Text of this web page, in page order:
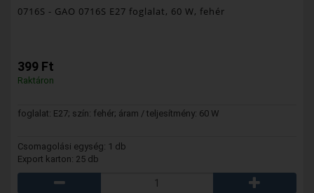
0716S - GAO 0716S E27 foglalat, 60 W, fehér
399 Ft
Raktáron
foglalat: E27; szín: fehér; áram / teljesítmény: 60 W
Csomagolási egység: 1 db
Export karton: 25 db